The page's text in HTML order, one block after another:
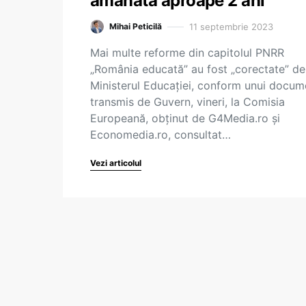
Mihai Peticilă 11 septembrie 2023
Mai multe reforme din capitolul PNRR
„România educată” au fost „corectate” de
Ministerul Educației, conform unui
transmis de Guvern, vineri, la Comisia
Europeană, obținut de G4Media.ro și
Economedia.ro, consultat…
Vezi articolul